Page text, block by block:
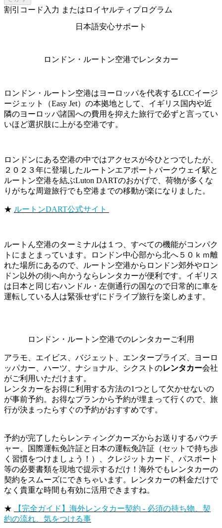
割引コード入力 またはロイヤルティプログラム
日本語安心サポート
ロンドン・ルートン空港でレンタカー
ロンドン・ルートン空港はヨーロッパを代表するLCCイージ
ージェット（Easy Jet）の本拠地として、イギリス国内や近
隣のヨーロッパ諸国への費用を抑えた旅行で必ずと言ってい
いほど選択肢に上がる空港です。
ロンドンにある空港の中ではアクセスが今ひとつでしたが、
２０２３年に登場したルートンエアポートパークウェイ駅と
ルートン空港を結ぶLuton DARTのおかげで、荷物が多くな
りがちな周遊旅行でも空港までの移動が楽になりました。
★ ルートンDART公式サイト
ルートん空港のターミナルは１つ、すべての機能がコンパク
トにまとまっています。ロンドン中心部から北へ５０ｋｍ離
れた場所にあるので、ルートン空港からロンドン郊外やロン
ドン以外の街へ向かうならレンタカーが便利です。イギリス
は日本と同じ右ハンドル・左側通行の国なので日常的に車を
運転している人は緊張せずにドライブ旅行を楽しめます。
ロンドン・ルートン空港でのレンタカーご利用
アラモ、エイビス、バジェット、エンタープライズ、ヨーロ
ッパカー、ハーツ、ナショナル、シクストのレンタカー会社
がご利用いただけます。
レンタカーをお得に利用する方法の1つとして欠かせないの
が事前予約。お得なプランから予約が埋まって行くので、旅
行が決まったらすぐの予約がおすすめです。
予約が完了したらレンティングカーズからお送りするバウチ
ャー、国際運転免許証と日本の運転免許証（セットで持ち歩
く習慣をつけましょう！）、クレジットカード、パスポート
等の必要書類を現地で提示するだけ！海外でもレンタカーの
契約をスムーズにできちゃいます。レンタカーの料金だけで
なく貴重な時間も有効に活用できますね。
★
【完全ガイド】海外レンタカー契約 ‐ 必須の持ち物、契
約の流れ、気をつける事